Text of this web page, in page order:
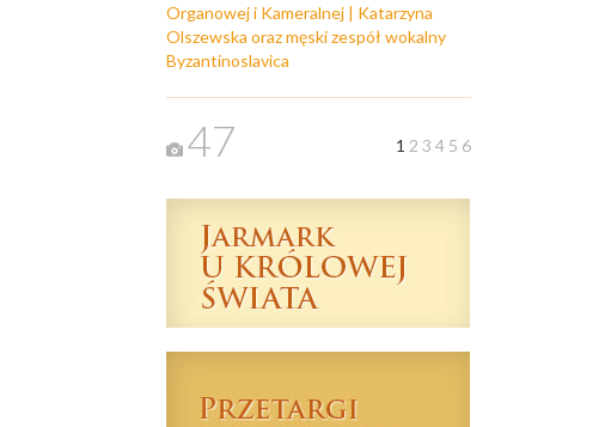
Organowej i Kameralnej | Katarzyna
Olszewska oraz męski zespół wokalny
Byzantinoslavica
47 1 2 3 4 5 6